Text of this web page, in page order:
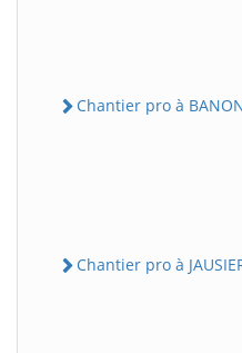
Chantier pro à
Chantier pro à